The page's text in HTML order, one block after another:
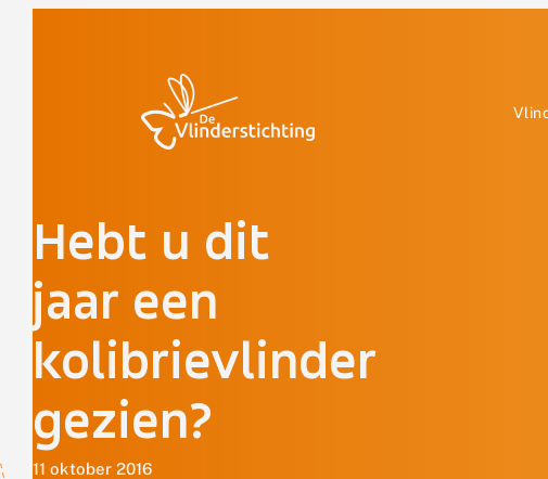
Hebt u dit
jaar een
kolibrievlinder
gezien?
11 oktober 2016